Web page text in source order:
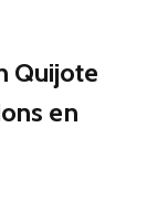
Quijote
en